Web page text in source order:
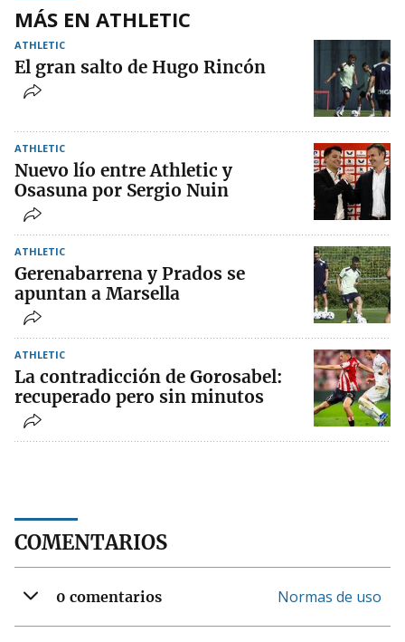
MÁS EN ATHLETIC
ATHLETIC
El gran salto de Hugo Rincón
ATHLETIC
Nuevo lío entre Athletic y
Osasuna por Sergio Nuin
ATHLETIC
Gerenabarrena y Prados se
apuntan a Marsella
ATHLETIC
La contradicción de Gorosabel:
recuperado pero sin minutos
COMENTARIOS
0 comentarios Normas de uso